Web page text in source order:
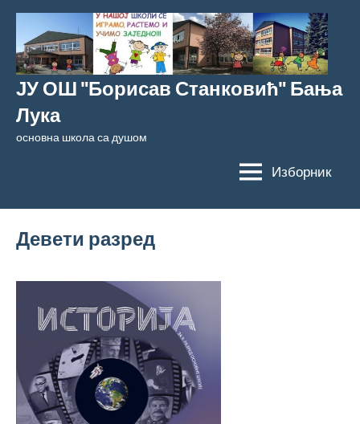
Скочи
садржај
ЈУ ОШ "Борисав Станковић" Бања
Лука
основна школа са душом
Изборник
Девети разред